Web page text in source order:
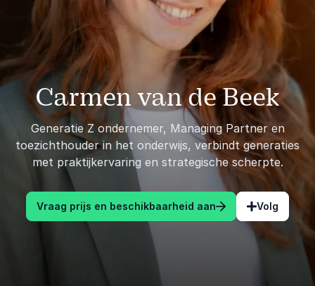
Carmen van de Beek
Generatie Z ondernemer, Managing Partner en
toezichthouder in het onderwijs, verbindt generaties
met praktijkervaring en strategische scherpte.
Vraag prijs en beschikbaarheid aan Volg